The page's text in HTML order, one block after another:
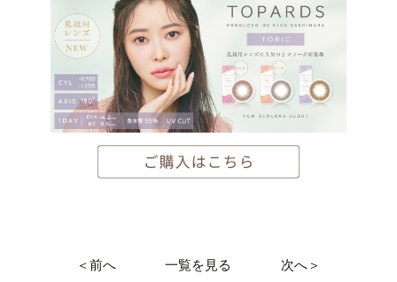
＜前へ 一覧を見る 次へ＞